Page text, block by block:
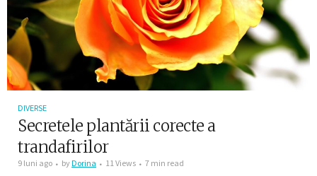
DIVERSE
Secretele plantării corecte a
trandafirilor
9 luni ago byDorina 11 Views 7 min read